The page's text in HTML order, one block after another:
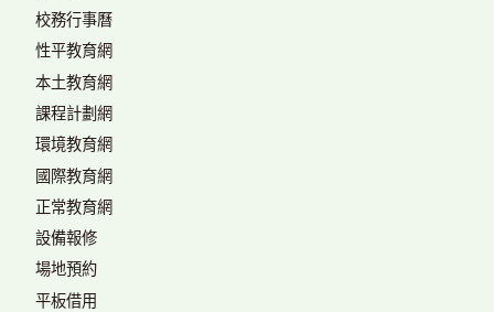
校務行事曆
性平教育網
本土教育網
課程計劃網
環境教育網
國際教育網
正常教育網
設備報修
場地預約
平板借用